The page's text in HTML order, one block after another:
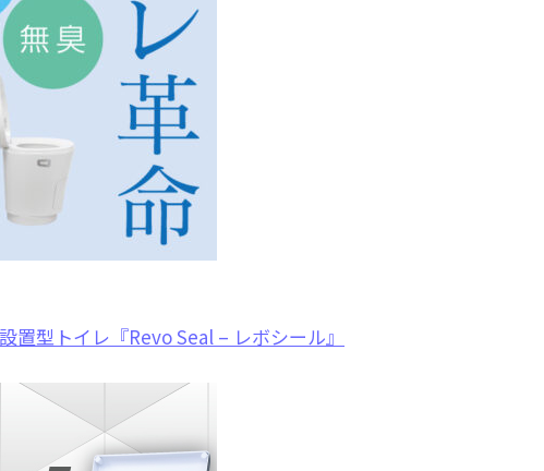
型トイレ『Revo Seal – レボシール』